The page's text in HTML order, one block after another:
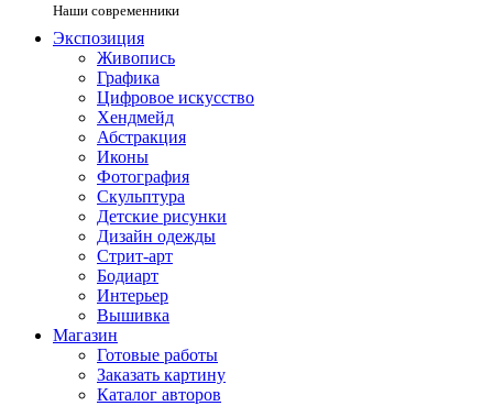
Наши современники
Экспозиция
Живопись
Графика
Цифровое искусство
Хендмейд
Абстракция
Иконы
Фотография
Скульптура
Детские рисунки
Дизайн одежды
Стрит-арт
Бодиарт
Интерьер
Вышивка
Магазин
Готовые работы
Заказать картину
Каталог авторов